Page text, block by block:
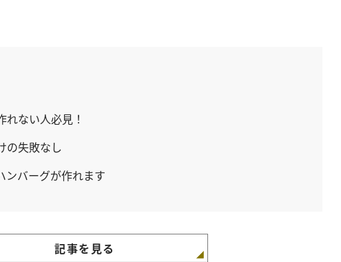
ない人必見！
の失敗なし
ンバーグが作れます
記事を見る